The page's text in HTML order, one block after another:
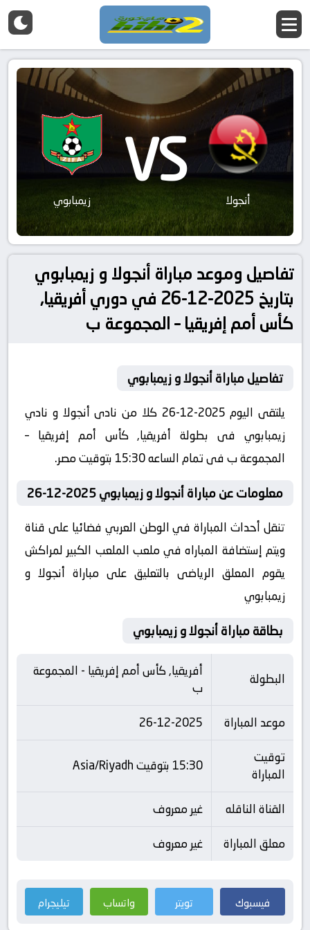
أنجولا VS زيمبابوي
تفاصيل وموعد مباراة أنجولا و زيمبابوي
بتاريخ 2025-12-26 في دوري أفريقيا,
كأس أمم إفريقيا – المجموعة ب
تفاصيل مباراة أنجولا و زيمبابوي
يلتقى اليوم 2025-12-26 كلا من نادى أنجولا و نادي
زيمبابوي فى بطولة أفريقيا, كأس أمم إفريقيا –
المجموعة ب فى تمام الساعه 15:30 بتوقيت مصر.
معلومات عن مباراة أنجولا و زيمبابوي 2025-12-26
تنقل أحداث المباراة في الوطن العربي فضائيا على قناة
ويتم إستضافة المباراه في ملعب الملعب الكبير لمراكش
يقوم المعلق الرياضى بالتعليق على مباراة أنجولا و
زيمبابوي
بطاقة مباراة أنجولا و زيمبابوي
البطولة
أفريقيا, كأس أمم إفريقيا - المجموعة
ب
موعد المباراة
26-12-2025
توقيت
المباراة
15:30 بتوقيت Asia/Riyadh
القناة الناقله
غير معروف
معلق المباراة
غير معروف
فيسبوك تويتر واتساب تيليجرام